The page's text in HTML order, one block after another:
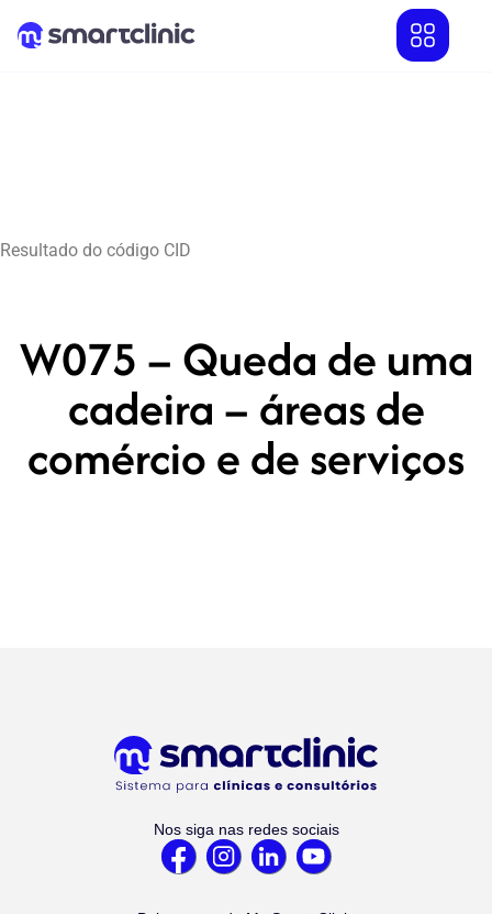
Resultado do código CID
W075 – Queda de uma
cadeira – áreas de
comércio e de serviços
Nos siga nas redes sociais